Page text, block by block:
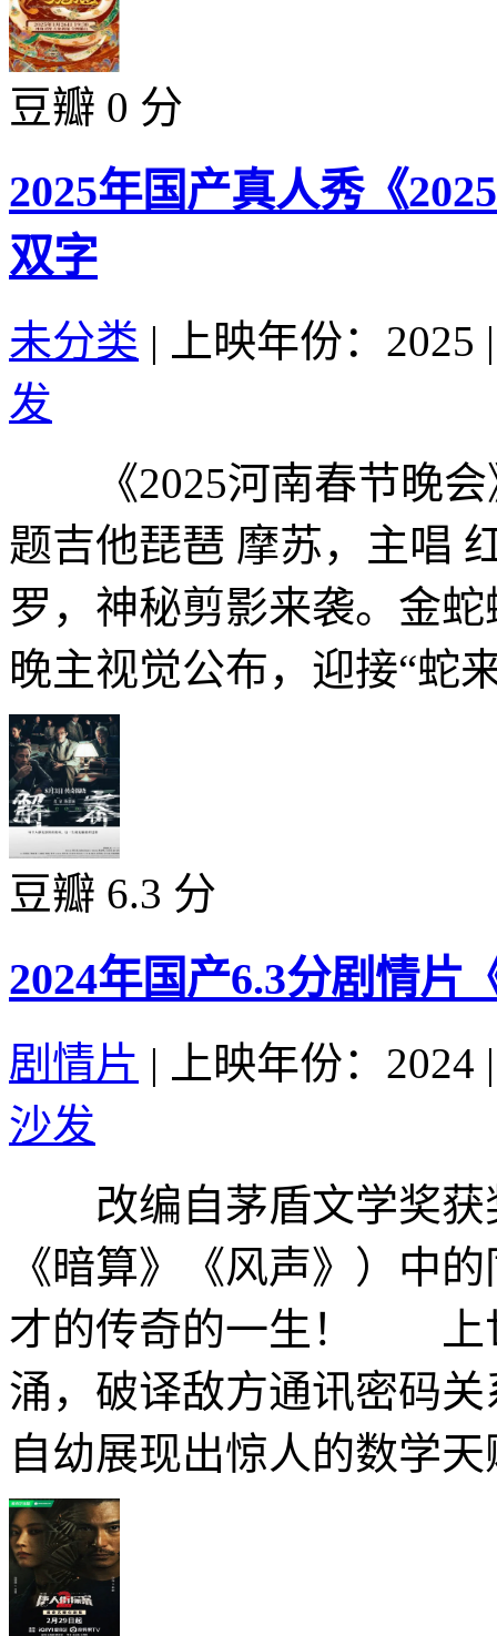
豆瓣 0 分
2025年国产真人秀《
双字
未分类 | 上映年份：2025 |
发
《2025河南春节晚会
题吉他琵琶 摩苏，主唱
罗，神秘剪影来袭。金
晚主视觉公布，迎接“蛇
豆瓣 6.3 分
2024年国产6.3分剧情片
剧情片 | 上映年份：2024 |
沙发
改编自茅盾文学奖获
《暗算》《风声》）中
才的传奇的一生！ 上
涌，破译敌方通讯密码
自幼展现出惊人的数学